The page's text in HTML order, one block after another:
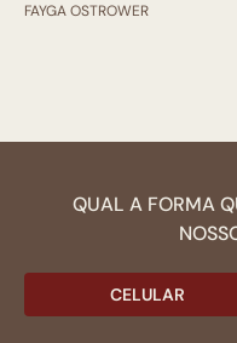
FAYGA OSTROWER
QUAL A FORMA
CELULAR